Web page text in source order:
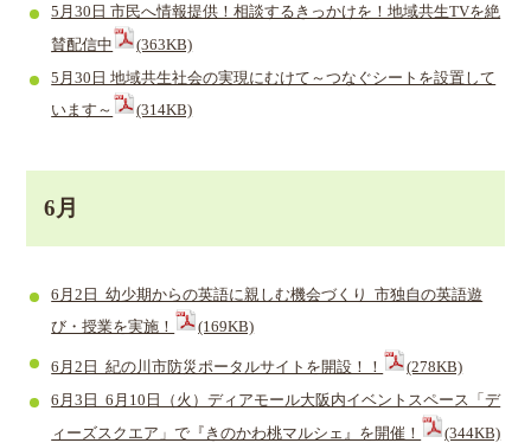
5月30日 市民へ情報提供！相談するきっかけを！地域共生TVを絶
賛配信中
(363KB)
5月30日 地域共生社会の実現にむけて～つなぐシートを設置して
います～
(314KB)
6月
6月2日 幼少期からの英語に親しむ機会づくり 市独自の英語遊
び・授業を実施！
(169KB)
6月2日 紀の川市防災ポータルサイトを開設！！ (278KB)
6月3日 6月10日（火）ディアモール大阪内イベントスペース「デ
ィーズスクエア」で『きのかわ桃マルシェ』を開催！
(344KB)